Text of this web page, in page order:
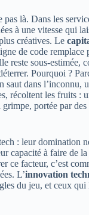
pas là. Dans les
à une vitesse qui
créatives. Le
de code remplace
reste sous-estimée,
Pourquoi ?
saut dans l’inconnu,
récoltent les fruits :
grimpe, portée par
: leur domination
capacité à faire de
ce facteur, c’est
L’innovation
du jeu, et ceux